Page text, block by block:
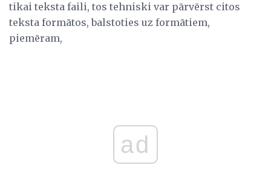
tikai teksta faili, tos tehniski var pārvērst citos
teksta formātos, balstoties uz formātiem,
piemēram,
ad